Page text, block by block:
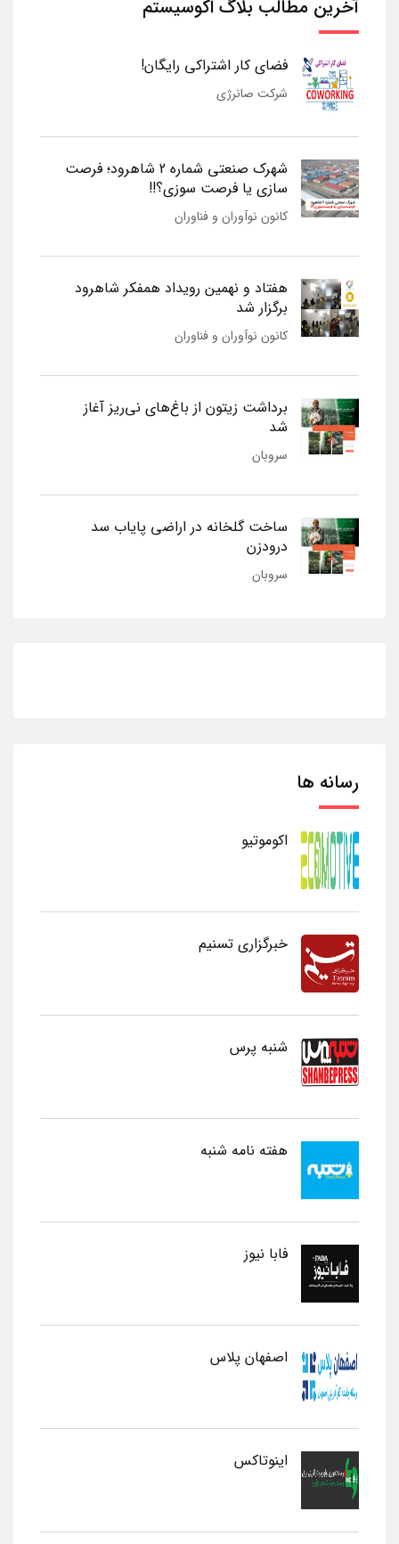
آخرین مطالب بلاگ اکوسیستم
فضای کار اشتراکی رایگان!
شرکت صانرژی
شهرک صنعتی شماره 2 شاهرود؛ فرصت
سازی یا فرصت سوزی؟!!
کانون نوآوران و فناوران
هفتاد و نهمین رویداد همفکر شاهرود
برگزار شد
کانون نوآوران و فناوران
برداشت زیتون از باغ‌های نی‌ریز آغاز
شد
سروبان
ساخت گلخانه در اراضی پایاب سد
درودزن
سروبان
رسانه ها
اکوموتیو
خبرگزاری تسنیم
شنبه پرس
هفته نامه شنبه
فابا نیوز
اصفهان پلاس
اینوتاکس